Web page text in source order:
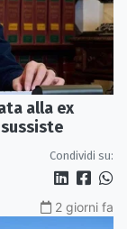
alla ex
Condividi su:
2 giorni fa